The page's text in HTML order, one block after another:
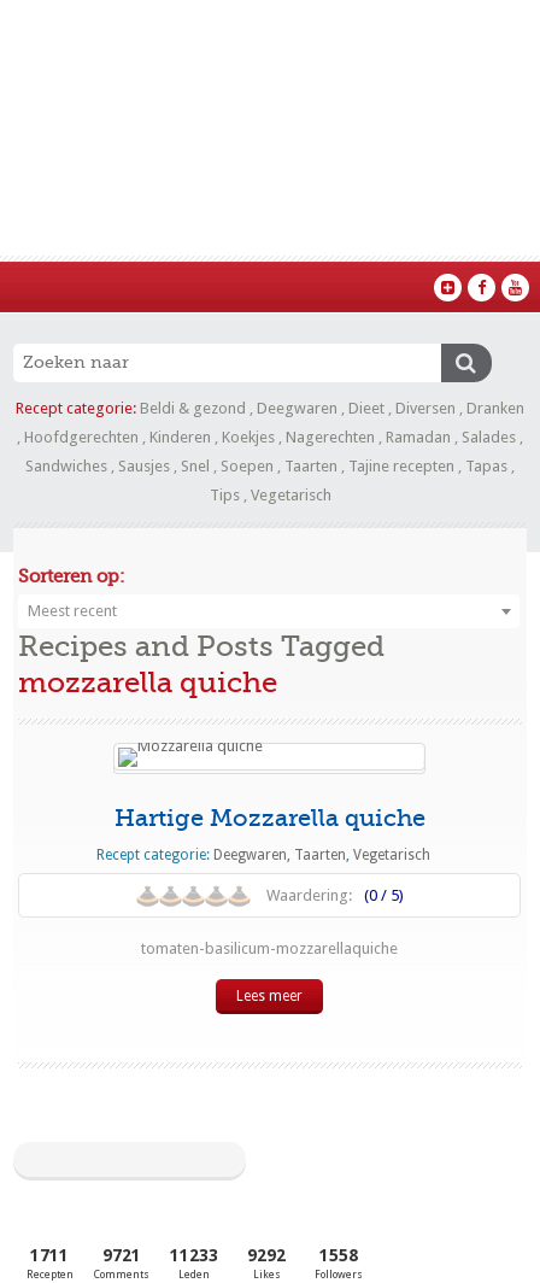
Recept categorie: Beldi & gezond , Deegwaren , Dieet , Diversen , Dranken
, Hoofdgerechten , Kinderen , Koekjes , Nagerechten , Ramadan , Salades ,
Sandwiches , Sausjes , Snel , Soepen , Taarten , Tajine recepten , Tapas ,
Tips, Vegetarisch
Sorteren op:
Meest recent
Recipes and Posts Tagged
mozzarella quiche
Hartige Mozzarella quiche
Recept categorie: Deegwaren, Taarten,Vegetarisch
Waardering: (0 / 5)
tomaten-basilicum-mozzarellaquiche
Lees meer
1711
Recepten
9721
Comments
11233
Leden
9292
Likes
1558
Followers